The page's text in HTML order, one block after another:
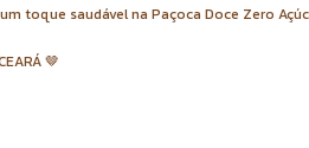
toque saudável na Paçoca Doce Zero
🤎